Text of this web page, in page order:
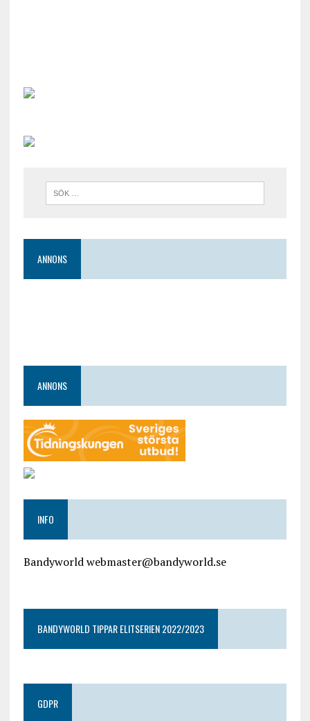
ANNONS
ANNONS
INFO
Bandyworld webmaster@bandyworld.se
BANDYWORLD TIPPAR ELITSERIEN 2022/2023
GDPR